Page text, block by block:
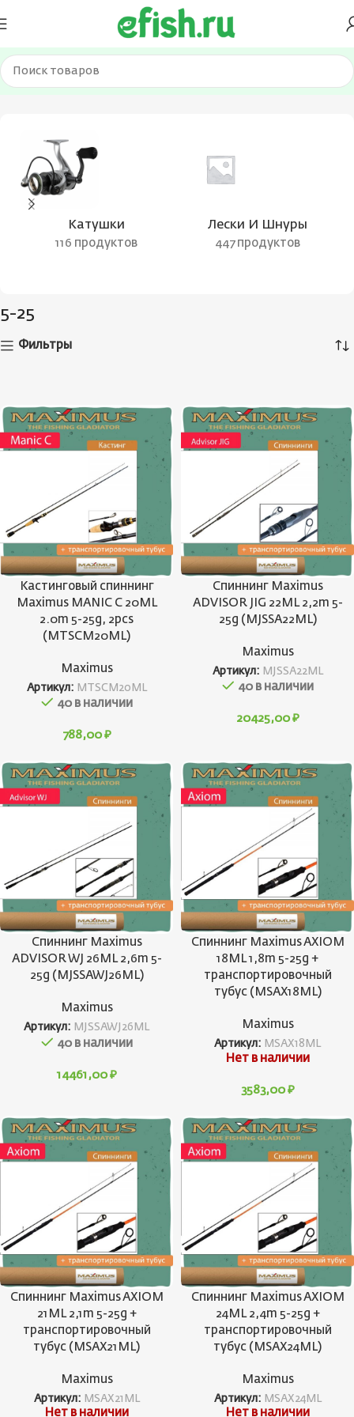
Главная Товар Тест (гр.) 5-25
Катушки
116 продуктов
Лески И Шнуры
447 продуктов
5-25
Фильтры
Кастинговый спиннинг
Maximus MANIC C 20ML
2.0m 5-25g, 2pcs
(MTSCM20ML)
Maximus
Артикул: MTSCM20ML
40 в наличии
788,00 ₽
Спиннинг Maximus
ADVISOR JIG 22ML 2,2m 5-
25g (MJSSA22ML)
Maximus
Артикул: MJSSA22ML
40 в наличии
20425,00 ₽
Спиннинг Maximus
ADVISOR WJ 26ML 2,6m 5-
25g (MJSSAWJ26ML)
Maximus
Артикул: MJSSAWJ26ML
40 в наличии
14461,00 ₽
Спиннинг Maximus AXIOM
18ML 1,8m 5-25g +
транспортировочный
тубус (MSAX18ML)
Maximus
Артикул: MSAX18ML
Нет в наличии
3583,00 ₽
Спиннинг Maximus AXIOM
21ML 2,1m 5-25g +
транспортировочный
тубус (MSAX21ML)
Maximus
Артикул: MSAX21ML
Нет в наличии
Спиннинг Maximus AXIOM
24ML 2,4m 5-25g +
транспортировочный
тубус (MSAX24ML)
Maximus
Артикул: MSAX24ML
Нет в наличии